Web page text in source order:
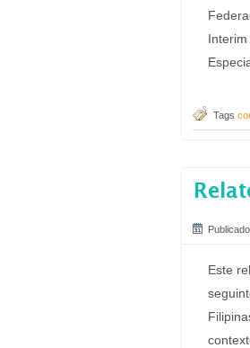
Tags
Este